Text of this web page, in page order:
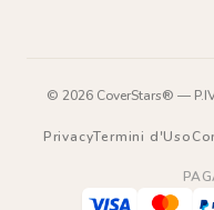
© 2026 CoverStars® —
PrivacyTermini d'Uso